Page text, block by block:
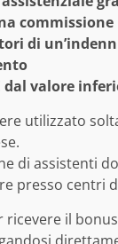
commissione
di
dal valore
utilizzato
di assistenti
presso centri
ricevere il